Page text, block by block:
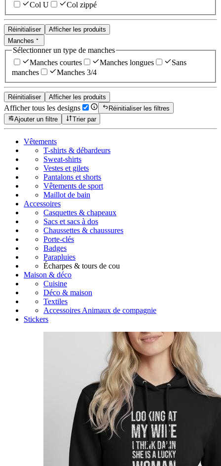
Col U Col zippé
Réinitialiser
Afficher les produits
Manches
Sélectionner un type de manches
Manches courtes
Manches longues
Sans
manches
Manches 3/4
Réinitialiser Afficher les produits
Afficher tous les designs
Réinitialiser les filtres
Ajouter un filtre
Trier par
Vêtements
T-shirts & débardeurs
Sweat-shirts
Vestes et gilets
Pantalons et shorts
Vêtements de sport
Maillot de bain
Accessoires
Casquettes & chapeaux
Sacs et sacs à dos
Chaussettes & chaussures
Porte-clés
Badges
Parapluies
Écharpes & tours de cou
Maison & déco
Cuisine
Déco & maison
Textiles
Accessoires Animaux de compagnie
Stickers